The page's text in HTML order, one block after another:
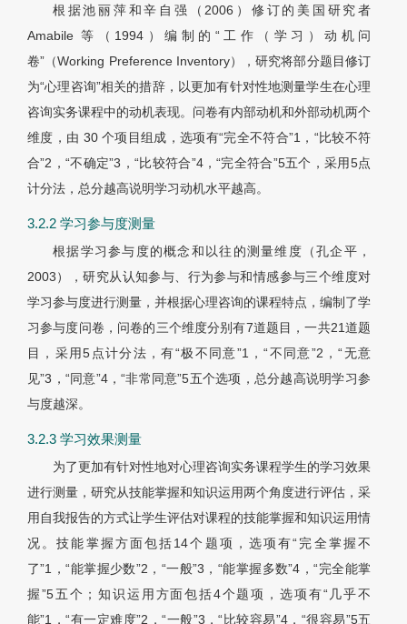
根据池丽萍和辛自强（2006）修订的美国研究者
Amabile 等（1994）编制的“工作（学习）动机问
卷”（Working Preference Inventory），研究将部分题目修订
为“心理咨询”相关的措辞，以更加有针对性地测量学生在心理
咨询实务课程中的动机表现。问卷有内部动机和外部动机两个
维度，由 30 个项目组成，选项有“完全不符合”1，“比较不符
合”2，“不确定”3，“比较符合”4，“完全符合”5五个，采用5点
计分法，总分越高说明学习动机水平越高。
3.2.2 学习参与度测量
根据学习参与度的概念和以往的测量维度（孔企平，
2003），研究从认知参与、行为参与和情感参与三个维度对
学习参与度进行测量，并根据心理咨询的课程特点，编制了学
习参与度问卷，问卷的三个维度分别有7道题目，一共21道题
目，采用5点计分法，有“极不同意”1，“不同意”2，“无意
见”3，“同意”4，“非常同意”5五个选项，总分越高说明学习参
与度越深。
3.2.3 学习效果测量
为了更加有针对性地对心理咨询实务课程学生的学习效果
进行测量，研究从技能掌握和知识运用两个角度进行评估，采
用自我报告的方式让学生评估对课程的技能掌握和知识运用情
况。技能掌握方面包括14个题项，选项有“完全掌握不
了”1，“能掌握少数”2，“一般”3，“能掌握多数”4，“完全能掌
握”5五个；知识运用方面包括4个题项，选项有“几乎不
能”1，“有一定难度”2，“一般”3，“比较容易”4，“很容易”5五